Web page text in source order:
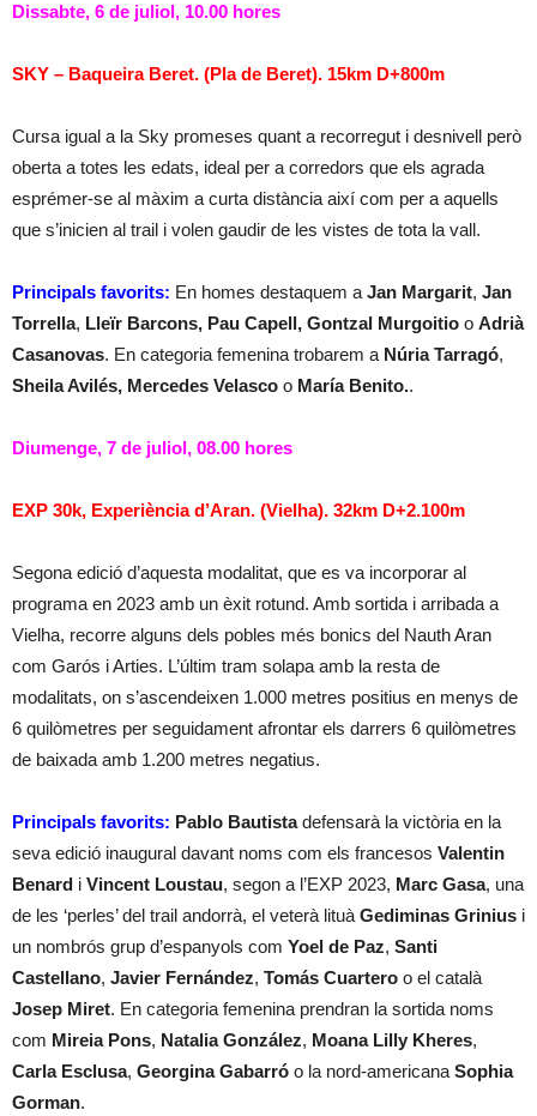
Dissabte, 6 de juliol, 10.00 hores
SKY – Baqueira Beret. (Pla de Beret). 15km D+800m
Cursa igual a la Sky promeses quant a recorregut i desnivell però
oberta a totes les edats, ideal per a corredors que els agrada
esprémer-se al màxim a curta distància així com per a aquells
que s’inicien al trail i volen gaudir de les vistes de tota la vall.
Principals favorits: En homes destaquem a Jan Margarit, Jan
Torrella, Lleïr Barcons, Pau Capell, Gontzal Murgoitio o Adrià
Casanovas. En categoria femenina trobarem a Núria Tarragó,
Sheila Avilés, Mercedes Velasco o María Benito..
Diumenge, 7 de juliol, 08.00 hores
EXP 30k, Experiència d’Aran. (Vielha). 32km D+2.100m
Segona edició d’aquesta modalitat, que es va incorporar al
programa en 2023 amb un èxit rotund. Amb sortida i arribada a
Vielha, recorre alguns dels pobles més bonics del Nauth Aran
com Garós i Arties. L’últim tram solapa amb la resta de
modalitats, on s’ascendeixen 1.000 metres positius en menys de
6 quilòmetres per seguidament afrontar els darrers 6 quilòmetres
de baixada amb 1.200 metres negatius.
Principals favorits: Pablo Bautistadefensarà la victòria en la
seva edició inaugural davant noms com els francesos Valentin
Benard i Vincent Loustau, segon a l’EXP 2023, Marc Gasa, una
de les ‘perles’ del trail andorrà, el veterà lituà Gediminas Grinius i
un nombrós grup d’espanyols com Yoel de Paz, Santi
Castellano, Javier Fernández, Tomás Cuartero o el català
Josep Miret. En categoria femenina prendran la sortida noms
com Mireia Pons, Natalia González, Moana Lilly Kheres,
Carla Esclusa, Georgina Gabarró o la nord-americana Sophia
Gorman.